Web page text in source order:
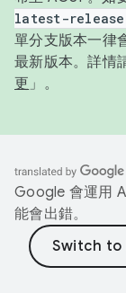
latest-release
單分支版本一律
最新版本。詳情
更 」。
Google 會運用
能會出錯。